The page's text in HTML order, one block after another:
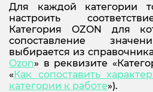
Для каждой категории
настроить
Категория OZON для
сопоставление
выбирается из
Ozon» в реквизите
«Как сопоставить
категории к работе»).